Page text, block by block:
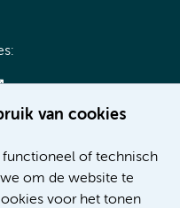
van cookies
of technisch
om de website te
voor het tonen